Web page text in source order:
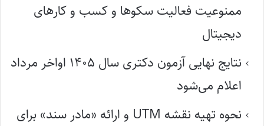
ممنوعیت فعالیت سکوها و کسب و کارهای
دیجیتال
نتایج نهایی آزمون دکتری سال ۱۴۰۵ اواخر مرداد
اعلام می‌شود
نحوه تهیه نقشه UTM و ارائه «مادر سند» برای